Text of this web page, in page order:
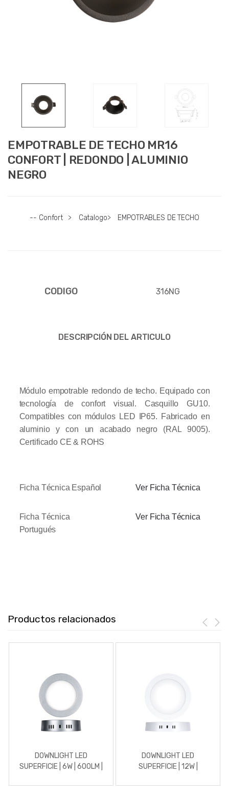
EMPOTRABLE DE TECHO MR16
CONFORT | REDONDO | ALUMINIO
NEGRO
-- Confort > Catalogo> EMPOTRABLES DE TECHO
CODIGO 316NG
DESCRIPCIÓN DEL ARTICULO
Módulo empotrable redondo de techo. Equipado con
tecnología de confort visual. Casquillo GU10.
Compatibles con módulos LED IP65. Fabricado en
aluminio y con un acabado negro (RAL 9005).
Certificado CE & ROHS
Ficha Técnica Español Ver Ficha Técnica
Ficha Técnica
Portugués
Ver Ficha Técnica
Productos relacionados
DOWNLIGHT LED
SUPERFICIE | 6W | 600LM |
MATE
DOWNLIGHT LED
SUPERFICIE | 12W |
BLANCO